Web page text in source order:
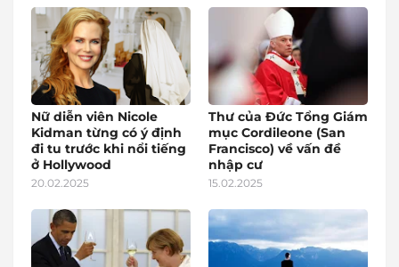
Nữ diễn viên Nicole
Kidman từng có ý định
đi tu trước khi nổi tiếng
ở Hollywood
20.02.2025
Thư của Đức Tổng Giám
mục Cordileone (San
Francisco) về vấn đề
nhập cư
15.02.2025